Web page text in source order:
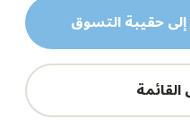
حقيبة التسوق